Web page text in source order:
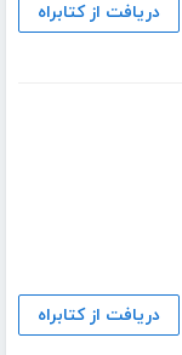
دریافت از کتابراه
دریافت از کتابراه